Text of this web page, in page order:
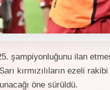
şampiyonluğunu ilan
kırmızılıların ezeli
öne sürüldü.